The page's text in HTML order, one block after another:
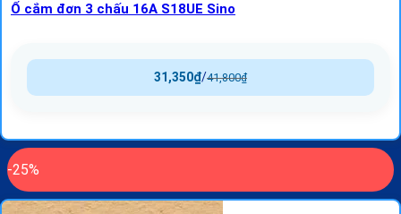
Ổ cắm đơn 3 chấu 16A S18UE Sino
41,800₫
/
31,350₫
-25%